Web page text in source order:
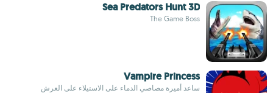
Sea Predators Hunt 3D
The Game Boss
Vampire Princess
ساعد أميرة مصاصي الدماء على الاستيلاء على العرش